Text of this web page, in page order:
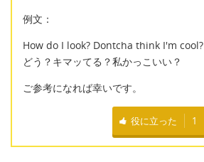
例文：
How do I look? Dontcha think I'm cool?
どう？キマッてる？私かっこいい？
ご参考になれば幸いです。
役に立った 1